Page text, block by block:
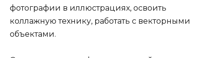
фотографии в иллюстрациях, освоить
коллажную технику, работать с векторными
объектами.